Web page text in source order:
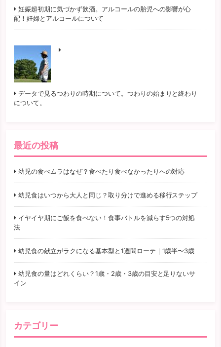
妊娠超初期に気づかず飲酒。アルコールの胎児への影響が心
配！妊婦とアルコールについて
データで見るつわりの時期について。つわりの始まりと終わり
について。
最近の投稿
幼児の食べムラはなぜ？食べたり食べなかったりへの対応
幼児食はいつから大人と同じ？取り分けで進める移行ステップ
イヤイヤ期にご飯を食べない！食事バトルを減らす5つの対処
法
幼児食の献立がラクになる基本型と1週間ローテ｜1歳半〜3歳
幼児食の量はどれくらい？1歳・2歳・3歳の目安と足りないサ
イン
カテゴリー